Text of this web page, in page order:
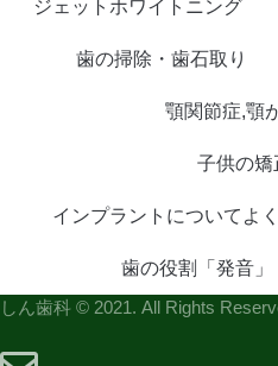
ジェットホワイトニング
歯の掃除・歯石取り
顎関節症,顎
子供の矯
インプラントについてよ
歯の役割「発音」
しん歯科 © 2021. All Rights